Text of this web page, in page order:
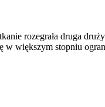
rozegrała druga
w większym stopniu